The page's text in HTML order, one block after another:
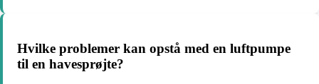
Hvilke problemer kan opstå med en luftpumpe
til en havesprøjte?